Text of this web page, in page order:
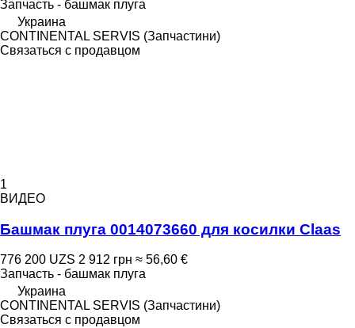
Запчасть - башмак плуга
Украина
CONTINENTAL SERVIS (Запчастини)
Связаться с продавцом
1
ВИДЕО
Башмак плуга 0014073660 для косилки Claas
776 200 UZS 2 912 грн ≈ 56,60 €
Запчасть - башмак плуга
Украина
CONTINENTAL SERVIS (Запчастини)
Связаться с продавцом